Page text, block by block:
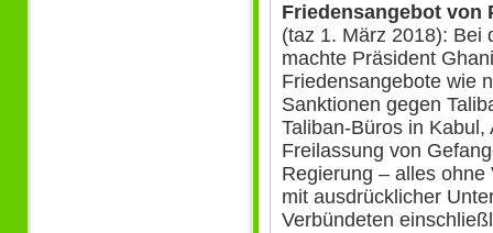
Friedensangebot von
(taz 1. März 2018): Bei
machte Präsident
Friedensangebote wie
Sanktionen gegen
Taliban-Büros in
Freilassung von
Regierung – alles
mit ausdrücklicher
Verbündeten